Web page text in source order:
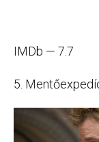
IMDb — 7.7
5.